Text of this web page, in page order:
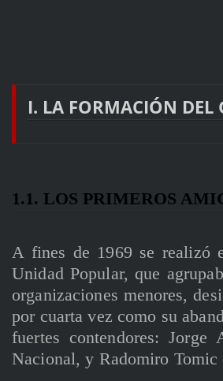
I. LA FORMACIÓN DEL
1.1. LOS PRIMEROS
A fines de 1969 se realizó
Unidad Popular, que
organizaciones menores,
por cuarta vez como su
fuertes contendores: Jorge
Nacional, y Radomiro